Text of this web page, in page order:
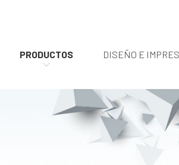
PRODUCTOS DISEÑO E